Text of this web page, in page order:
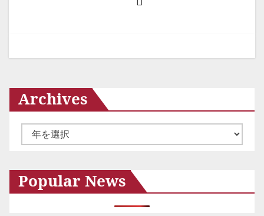
Archives
ー
イ
ブ
Popular News